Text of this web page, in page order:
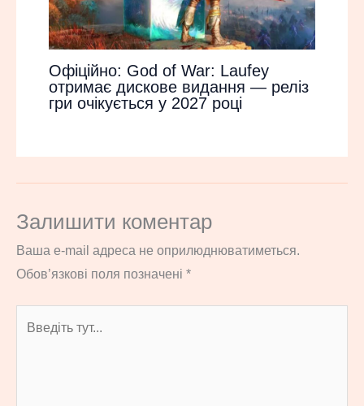
Офіційно: God of War: Laufey
отримає дискове видання — реліз
гри очікується у 2027 році
Залишити коментар
Ваша e-mail адреса не оприлюднюватиметься.
Обов’язкові поля позначені *